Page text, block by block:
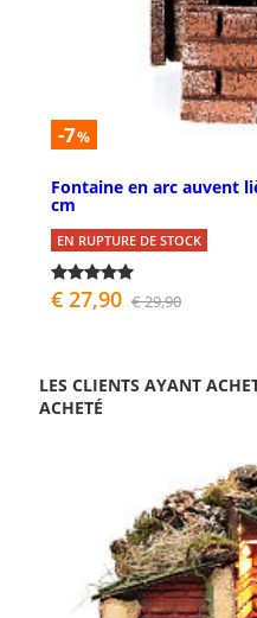
-7%
Fontaine en arc auvent
cm
EN RUPTURE DE STOCK
€ 27,90 € 29,90
LES CLIENTS AYANT
ACHETÉ